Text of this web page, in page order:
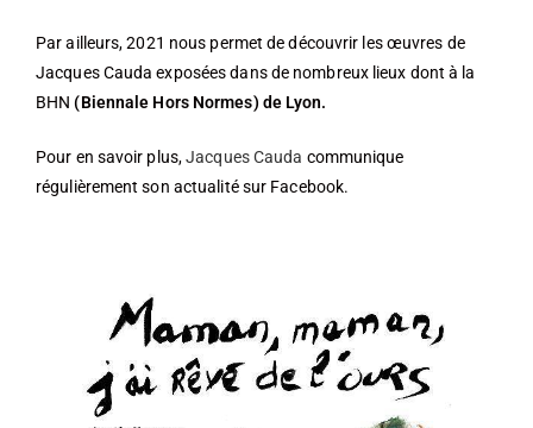
Par ailleurs, 2021 nous permet de découvrir les œuvres de
Jacques Cauda exposées dans de nombreux lieux dont à la
BHN(Biennale Hors Normes) de Lyon.
Pour en savoir plus,Jacques Cauda communique
régulièrement son actualité sur Facebook.